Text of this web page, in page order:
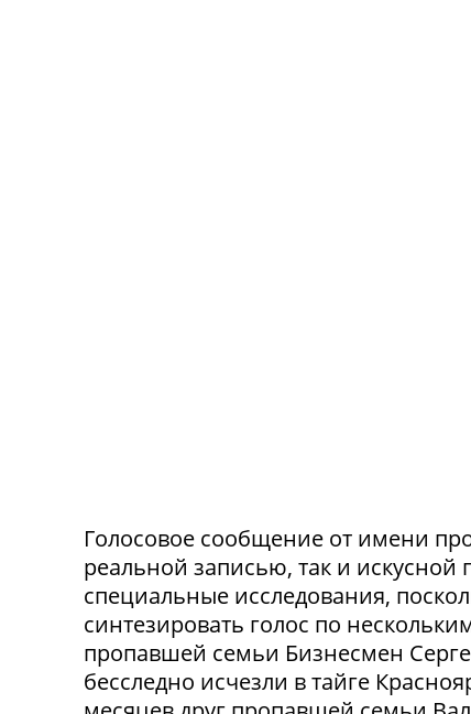
Голосовое сообщение от имени
реальной записью, так и искусной
специальные исследования,
синтезировать голос по
пропавшей семьи Бизнесмен
бесследно исчезли в тайге